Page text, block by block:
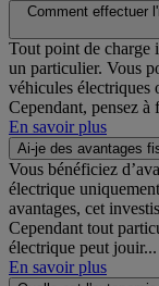
Comment effectuer
Tout point de charge
un particulier. Vous
véhicules électriques
Cependant, pensez à
En savoir plus
Ai-je des avantages
Vous bénéficiez
électrique
avantages, cet
Cependant tout
électrique peut jouir...
En savoir plus